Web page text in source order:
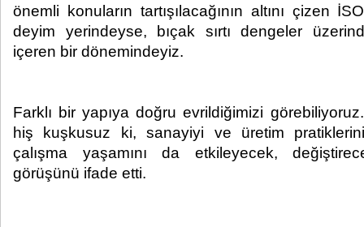
önemli konuların tartışılacağının altını çizen
deyim yerindeyse, bıçak sırtı dengeler
içeren bir dönemindeyiz.
Farklı bir yapıya doğru evrildiğimizi
hiş kuşkusuz ki, sanayiyi ve üretim pratiklerini,
çalışma yaşamını da etkileyecek,
görüşünü ifade etti.